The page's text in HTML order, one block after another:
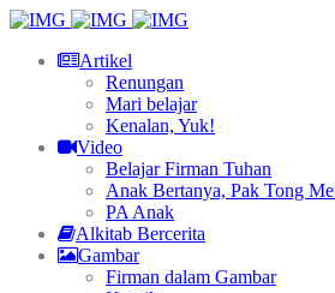
Artikel
Renungan
Mari belajar
Kenalan, Yuk!
Video
Belajar Firman Tuhan
Anak Bertanya, Pak Tong
PA Anak
Alkitab Bercerita
Gambar
Firman dalam Gambar